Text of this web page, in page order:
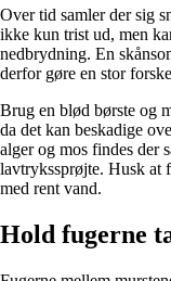
Over tid samler der sig
ikke kun trist ud, men
nedbrydning. En
derfor gøre en stor
Brug en blød børste og
da det kan beskadige
alger og mos findes der
lavtrykssprøjte. Husk at
med rent vand.
Hold fugerne